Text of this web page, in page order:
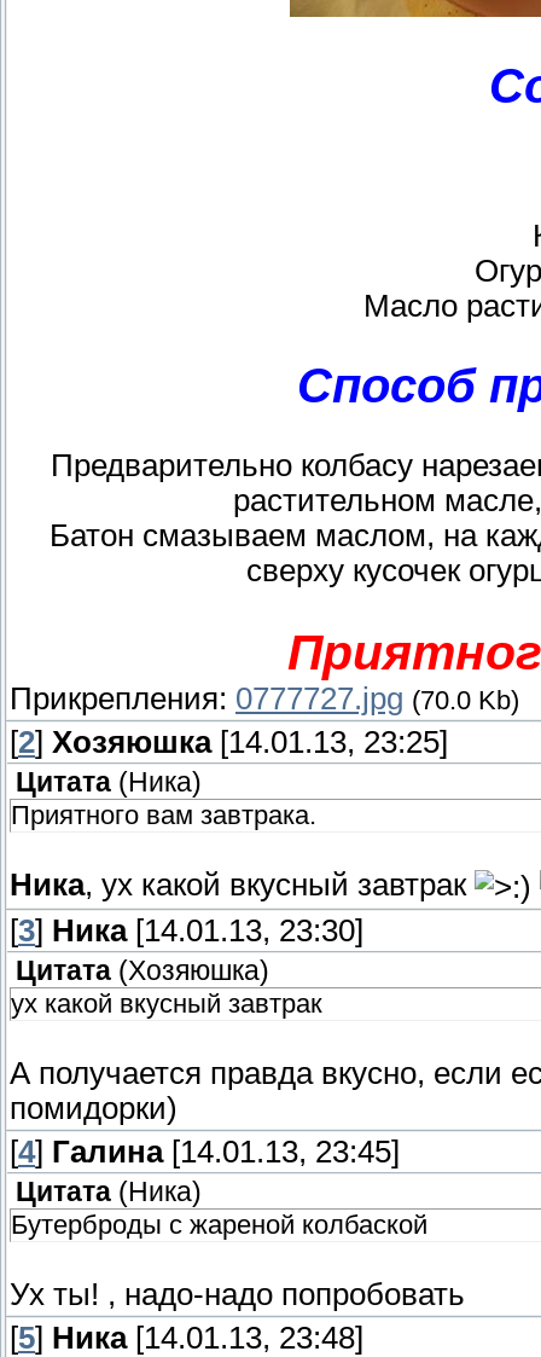
Масло
Способ
Предварительно колбасу
растительном
Батон смазываем маслом, на
сверху кусочек
Прикрепления: 0777727.jpg (70.0 Kb)
[2] Хозяюшка[14.01.13, 23:25]
Цитата ( Ника)
Приятного вам завтрака.
Ника, ух какой вкусный завтрак
[3] Ника[14.01.13, 23:30]
Цитата (Хозяюшка)
ух какой вкусный завтрак
А получается правда вкусно, если
помидорки)
[4] Галина[14.01.13, 23:45]
Цитата ( Ника)
Бутерброды с жареной колбаской
Ух ты! , надо-надо попробовать
[5] Ника[14.01.13, 23:48]